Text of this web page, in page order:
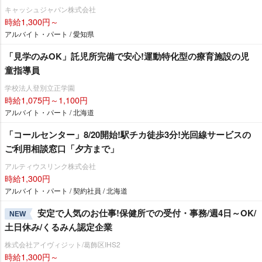
キャッシュジャパン株式会社
時給1,300円～
アルバイト・パート / 愛知県
「見学のみOK」託児所完備で安心!運動特化型の療育施設の児
童指導員
学校法人登別立正学園
時給1,075円～1,100円
アルバイト・パート / 北海道
「コールセンター」8/20開始!駅チカ徒歩3分!光回線サービスの
ご利用相談窓口「夕方まで」
アルティウスリンク株式会社
時給1,300円
アルバイト・パート / 契約社員 / 北海道
NEW
安定で人気のお仕事!保健所での受付・事務/週4日～OK/
土日休み/くるみん認定企業
株式会社アイヴィジット/葛飾区IHS2
時給1,300円～